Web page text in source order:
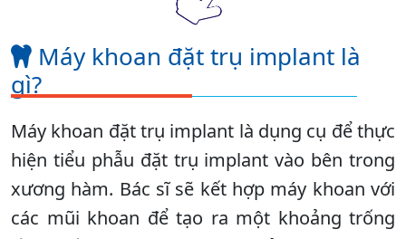
Máy khoan đặt trụ implant là
gì?
Máy khoan đặt trụ implant là dụng cụ để thực
hiện tiểu phẫu đặt trụ implant vào bên trong
xương hàm. Bác sĩ sẽ kết hợp máy khoan với
các mũi khoan để tạo ra một khoảng trống